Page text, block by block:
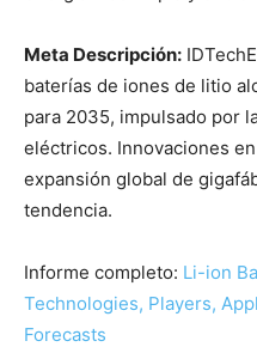
Meta Descripción:
baterías de iones de litio
para 2035, impulsado por
eléctricos. Innovaciones
expansión global de
tendencia.
Informe completo: Li-ion
Technologies, Players,
Forecasts